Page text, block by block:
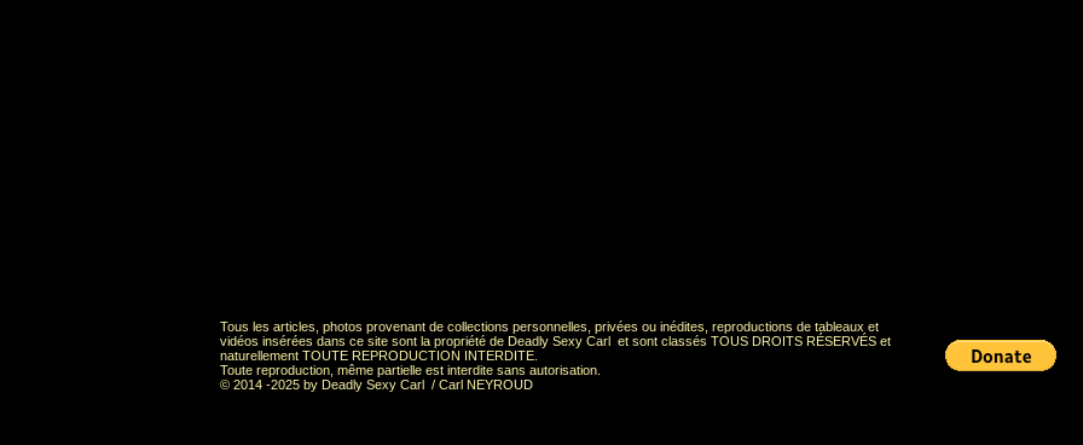
Tous les articles, photos provenant de collections personnelles, privées ou inédites, reproductions de tableaux et
vidéos insérées dans ce site sont la propriété de Deadly Sexy Carl et sont classés TOUS DROITS RÉSERVÉS et
naturellement TOUTE REPRODUCTION INTERDITE.
Toute reproduction, même partielle est interdite sans autorisation.
© 2014 -2025 by Deadly Sexy Carl / Carl NEYROUD